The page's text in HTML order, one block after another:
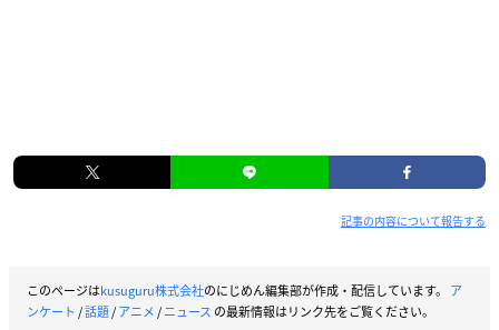
記事の内容について報告する
このページはkusuguru株式会社のにじめん編集部が作成・配信しています。 ア
ンケート /話題/アニメ/ニュース の最新情報はリンク先をご覧ください。